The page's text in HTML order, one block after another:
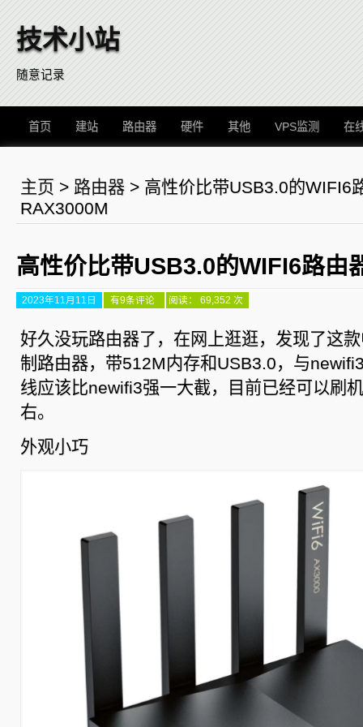
技术小站
随意记录
首页 建站 路由器 硬件 其他 VPS监测 在
主页 > 路由器 > 高性价比带USB3.0的WIFI6
RAX3000M
高性价比带USB3.0的WIFI6路由
2023年11月11日
高
性
比
带
USB3.0
的
WIFI6
路
有9条评论 阅读： 69,352 次
好久没玩路由器了，在网上逛逛，发现了这
制路由器，带512M内存和USB3.0，与
线应该比newifi3强一大截，目前已经可以刷
右。
外观小巧